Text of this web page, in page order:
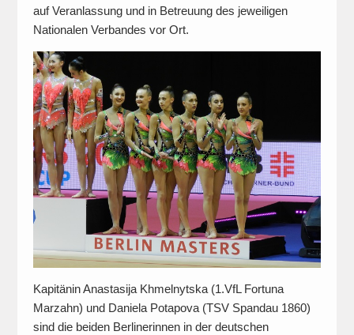
auf Veranlassung und in Betreuung des jeweiligen
Nationalen Verbandes vor Ort.
Kapitänin Anastasija Khmelnytska (1.VfL Fortuna
Marzahn) und Daniela Potapova (TSV Spandau 1860)
sind die beiden Berlinerinnen in der deutschen